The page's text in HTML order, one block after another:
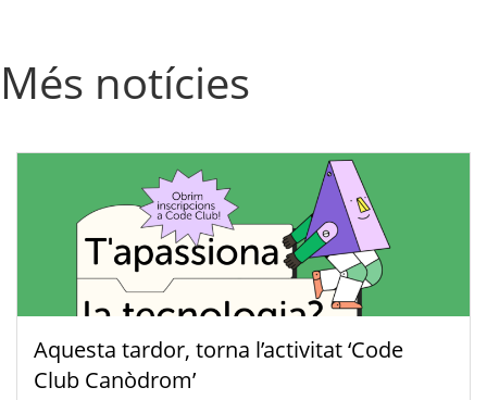
Més notícies
Aquesta tardor, torna l’activitat ‘Code
Club Canòdrom’